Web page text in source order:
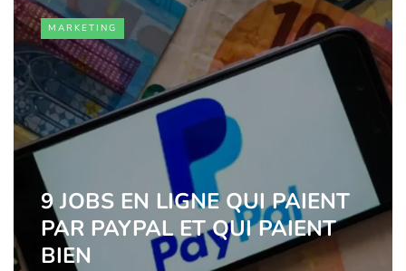
MARKETING
9 JOBS EN LIGNE QUI PAIENT
PAR PAYPAL ET QUI PAIENT
BIEN